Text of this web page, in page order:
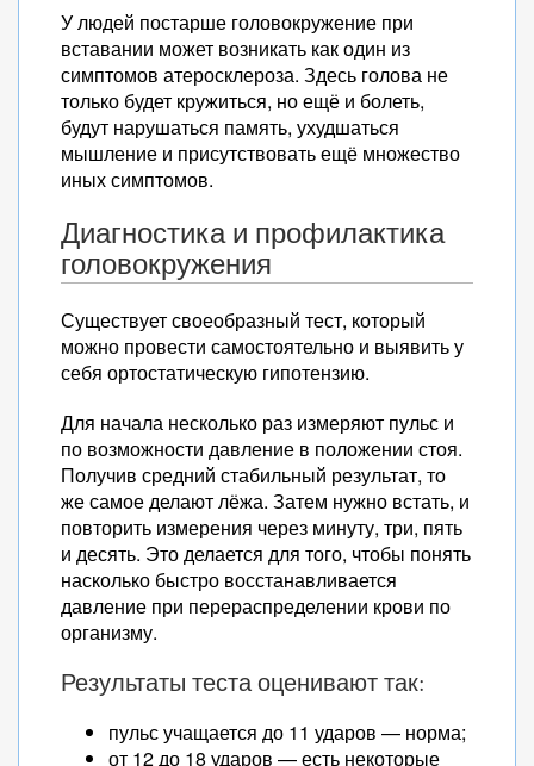
У людей постарше головокружение при
вставании может возникать как один из
симптомов атеросклероза. Здесь голова не
только будет кружиться, но ещё и болеть,
будут нарушаться память, ухудшаться
мышление и присутствовать ещё множество
иных симптомов.
Диагностика и профилактика
головокружения
Существует своеобразный тест, который
можно провести самостоятельно и выявить у
себя ортостатическую гипотензию.
Для начала несколько раз измеряют пульс и
по возможности давление в положении стоя.
Получив средний стабильный результат, то
же самое делают лёжа. Затем нужно встать, и
повторить измерения через минуту, три, пять
и десять. Это делается для того, чтобы понять
насколько быстро восстанавливается
давление при перераспределении крови по
организму.
Результаты теста оценивают так:
пульс учащается до 11 ударов — норма;
от 12 до 18 ударов — есть некоторые